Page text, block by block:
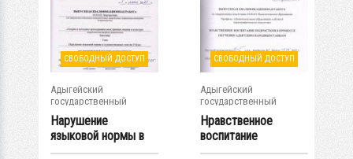
СВОБОДНЫЙ ДОСТУП
Адыгейский
государственный
университет
Нарушение
языковой нормы в
художественных
СВОБОДНЫЙ ДОСТУП
Адыгейский
государственный
университет
Нравственное
воспитание
подростков в